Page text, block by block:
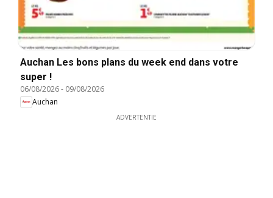
Auchan Les bons plans du week end dans votre
super !
06/08/2026- 09/08/2026
Auchan
ADVERTENTIE